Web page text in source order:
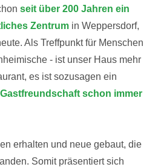
seit über 200 Jahren ein
Zentrum in Weppersdorf,
Als Treffpunkt für Menschen
- ist unser Haus mehr
es ist sozusagen ein
Gastfreundschaft schon immer
erhalten und neue gebaut, die
Somit präsentiert sich